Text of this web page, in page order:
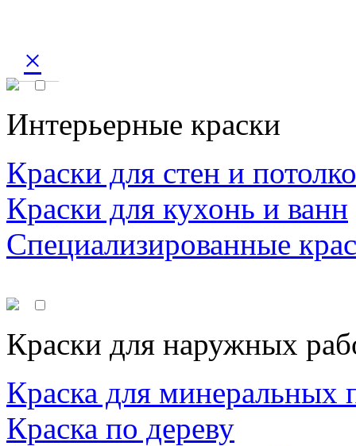
×
Интерьерные краски
Краски для стен и
Краски для кухонь и ванн
Специализированные
Краски для наружных
Краска для минеральных
Краска по дереву